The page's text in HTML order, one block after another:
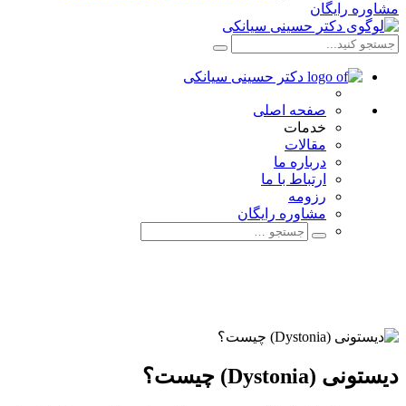
مشاوره رایگان
صفحه اصلی
خدمات
مقالات
درباره ما
ارتباط با ما
رزومه
مشاوره رایگان
دیستونی (Dystonia) چیست؟